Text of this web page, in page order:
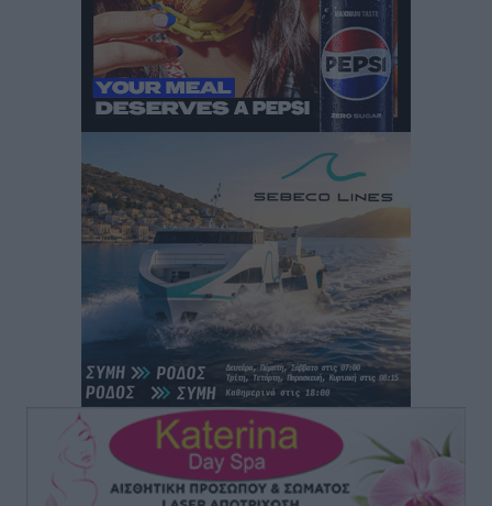
Σεβ. Μητροπολίτης Ρόδου κ. Κύριλλος: «Ο Αύγουστος
είναι ο μήνας της Παναγίας και η Θεία Λειτουργία η
καρδιά της ζωής της Εκκλησίας»
Συνεντεύξεις• πριν 1 ώρα
Πρέσβης της Βραζιλίας: «Η Ελλάδα και η Βραζιλία
έχουν τεράστιες ευκαιρίες συνεργασίας – Η Ρόδος
μπορεί να διαδραματίσει σημαντικό ρόλο»
πριν 1 ώρα
Τσαμπίκα Διαμαντή: Η Ρόδος δεν μπορεί να σχεδιάζει
το μέλλον της μέσα στην αβεβαιότητα
Συνεντεύξεις• πριν 1 ώρα
Η υπογεννητικότητα βάζει λουκέτο σε 11 σχολεία
Πρωτοβάθμιας στα Δωδεκάνησα
πριν 2 ώρες